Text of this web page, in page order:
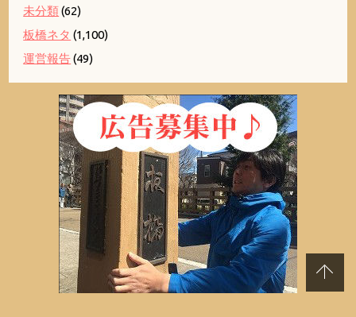
未分類(62)
板橋ネタ (1,100)
運営報告(49)